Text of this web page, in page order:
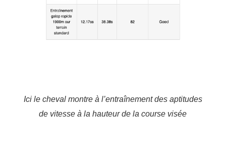
Ici le cheval montre à l’entraînement des aptitudes
de vitesse à la hauteur de la course visée